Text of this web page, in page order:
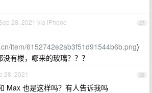
27
28, 2021 via iPhone
item/6152742e2ab3f51d91544b6b.png)
有楼，哪来的玻璃？？？
28
28, 2021
Max 也是这样吗？有人告诉我吗